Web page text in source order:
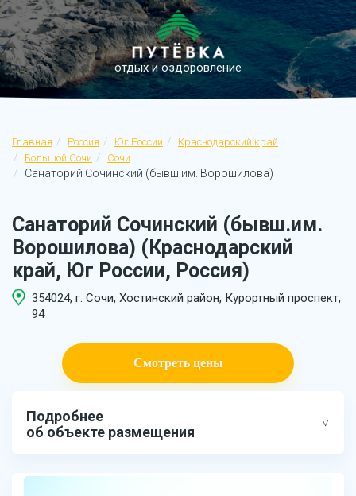
отдых и оздоровление
Главная Россия Юг России
Краснодарский край
Большой Сочи
Сочи
Санаторий Сочинский (бывш.им. Ворошилова)
Санаторий Сочинский (бывш.им.
Ворошилова) (Краснодарский
край, Юг России, Россия)
354024, г. Сочи, Хостинский район, Курортный проспект,
94
Смотреть цены
Подробнее
об объекте размещения